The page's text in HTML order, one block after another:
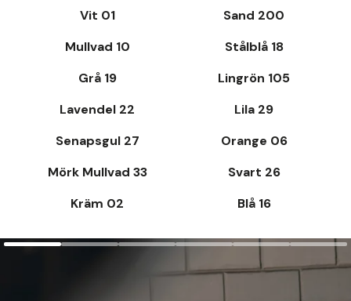
Vit 01
Sand 200
Mullvad 10
Stålblå 18
Grå 19
Lingrön 105
Lavendel 22
Lila 29
Senapsgul 27
Orange 06
Mörk Mullvad 33
Svart 26
Kräm 02
Blå 16